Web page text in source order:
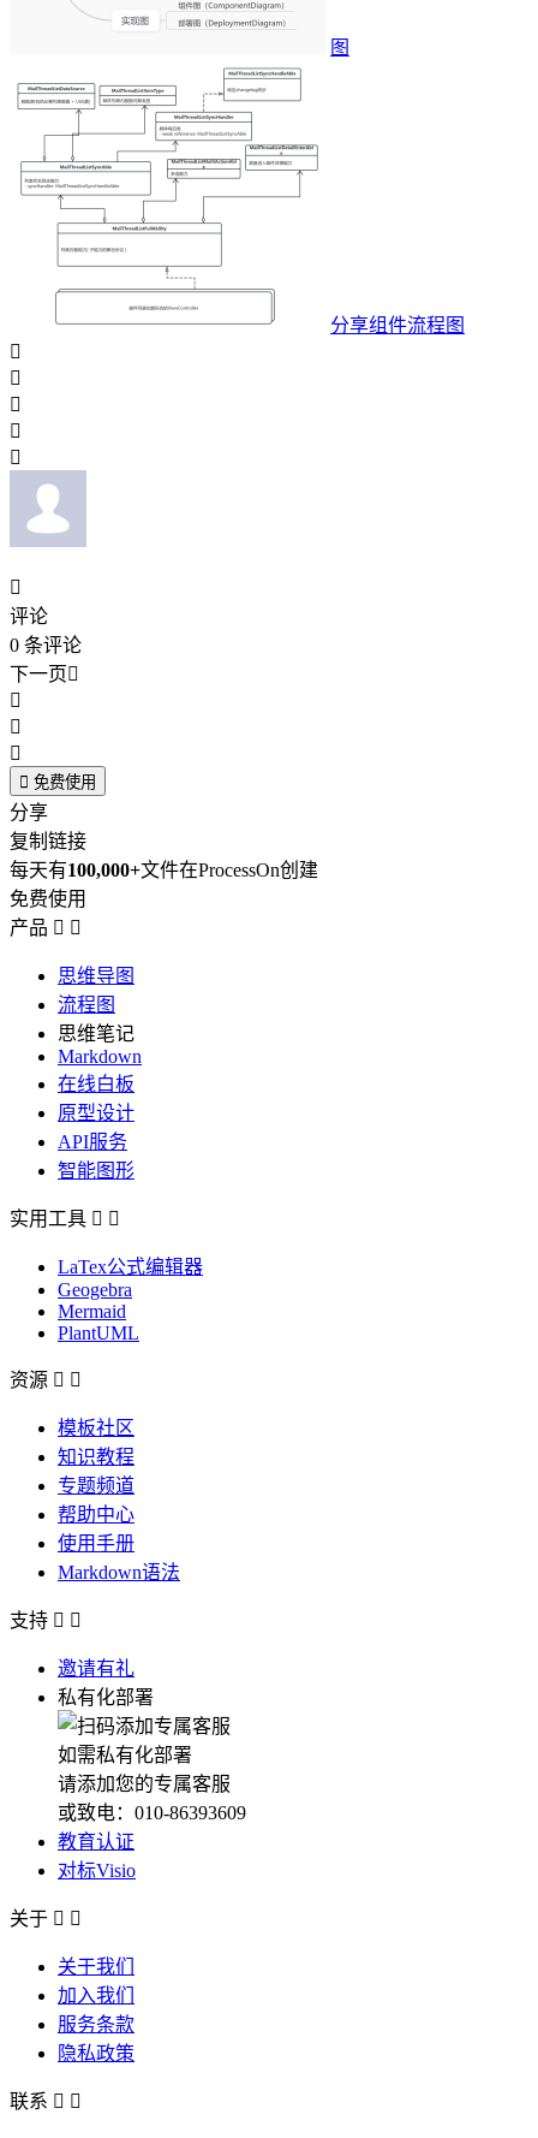
图
分享组件流程图






评论
0 条评论
下一页



 免费使用
分享
复制链接
每天有100,000+文件在ProcessOn创建
免费使用
产品  
思维导图
流程图
思维笔记
Markdown
在线白板
原型设计
API服务
智能图形
实用工具  
LaTex公式编辑器
Geogebra
Mermaid
PlantUML
资源  
模板社区
知识教程
专题频道
帮助中心
使用手册
Markdown语法
支持  
邀请有礼
私有化部署
如需私有化部署
请添加您的专属客服
或致电：010-86393609
教育认证
对标Visio
关于  
关于我们
加入我们
服务条款
隐私政策
联系  